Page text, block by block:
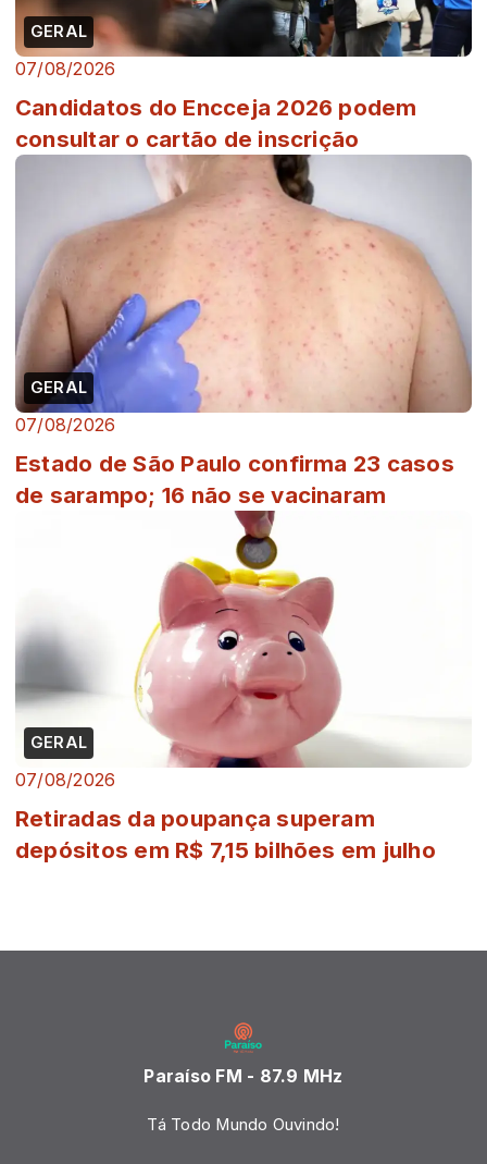
GERAL
07/08/2026
Candidatos do Encceja 2026 podem
consultar o cartão de inscrição
GERAL
07/08/2026
Estado de São Paulo confirma 23 casos
de sarampo; 16 não se vacinaram
GERAL
07/08/2026
Retiradas da poupança superam
depósitos em R$ 7,15 bilhões em julho
Paraíso FM - 87.9 MHz
Tá Todo Mundo Ouvindo!